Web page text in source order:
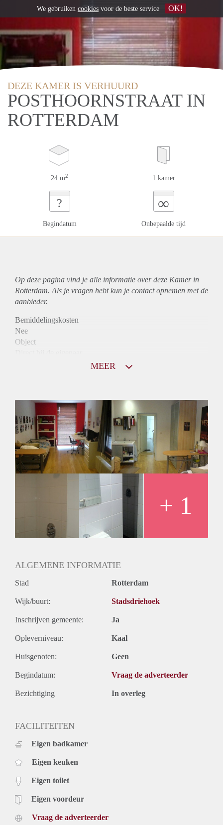
DEZE KAMER IS VERHUURD
POSTHOORNSTRAAT IN
ROTTERDAM
24 m2 1 kamer
?
Begindatum
∞
Onbepaalde tijd
Op deze pagina vind je alle informatie over deze Kamer in
Rotterdam. Als je vragen hebt kun je contact opnemen met de
aanbieder.
Bemiddelingskosten
Nee
Object
Mogelijk
Inkomen eis
2,7 X Maandhuur Bruto
Huurtermijn
Onbepaalde termijn
Oplevering
MEER
+ 1
ALGEMENE INFORMATIE
Stad Rotterdam
Wijk/buurt: Stadsdriehoek
Inschrijven gemeente: Ja
Opleverniveau: Kaal
Huisgenoten: Geen
Begindatum: Vraag de adverteerder
Bezichtiging In overleg
FACILITEITEN
Eigen badkamer
Eigen keuken
Eigen toilet
Eigen voordeur
Vraag de adverteerder
We gebruiken cookies voor de beste service OK!